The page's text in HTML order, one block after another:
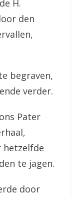
H.
den
begraven,
verder.
Pater
hetzelfde
te jagen.
door